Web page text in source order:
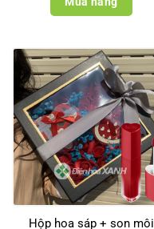
Hộp hoa sáp + son môi